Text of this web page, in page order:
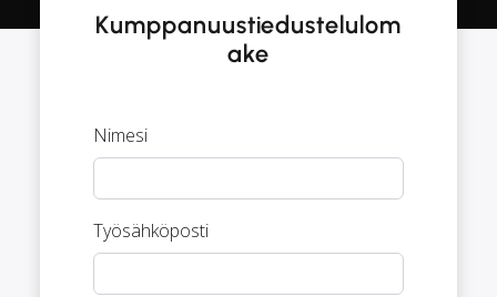
Kumppanuustiedustelulom
ake
Nimesi
Työsähköposti